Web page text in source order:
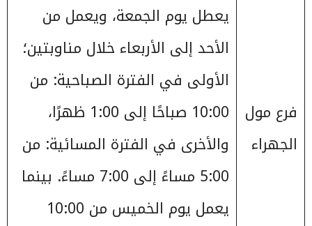
فرع مول
الجهراء
يعطل يوم الجمعة، ويعمل من
الأحد إلى الأربعاء خلال مناوبتين؛
الأولى في الفترة الصباحية: من
10:00 صباحًا إلى 1:00 ظهرًا،
والأخرى في الفترة المسائية: من
5:00 مساءً إلى 7:00 مساءً. بينما
يعمل يوم الخميس من 10:00